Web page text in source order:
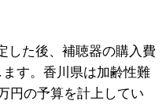
した後、補聴器の購入費
す。香川県は加齢性難
円の予算を計上してい